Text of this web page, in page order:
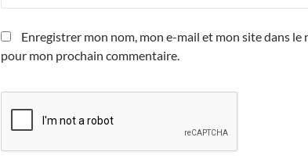
Enregistrer mon nom, mon e-mail et mon site dans le
pour mon prochain commentaire.